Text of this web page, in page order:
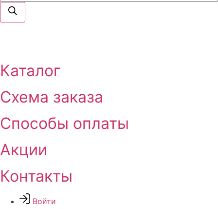
Каталог
Схема заказа
Способы оплаты
Акции
Контакты
Войти